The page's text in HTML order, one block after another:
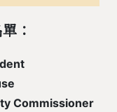
：
Commissioner